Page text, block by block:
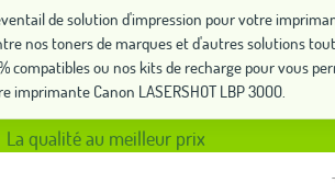
de solution d'impression pour votre
nos toners de marques et d'autres solutions
compatibles ou nos kits de recharge pour vous
imprimante Canon LASERSHOT LBP 3000.
La qualité au meilleur prix